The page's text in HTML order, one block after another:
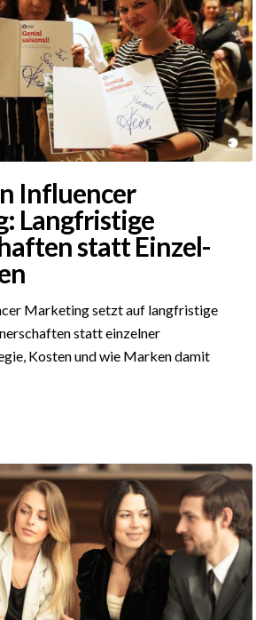
Influencer
Langfristige
statt Einzel-
Marketing setzt auf langfristige
statt einzelner
Kosten und wie Marken damit